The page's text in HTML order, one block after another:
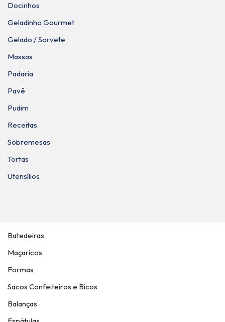
Docinhos
Geladinho Gourmet
Gelado / Sorvete
Massas
Padaria
Pavê
Pudim
Receitas
Sobremesas
Tortas
Utensílios
Batedeiras
Maçaricos
Formas
Sacos Confeiteiros e Bicos
Balanças